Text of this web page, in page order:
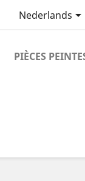
Nederlands
PIÈCES